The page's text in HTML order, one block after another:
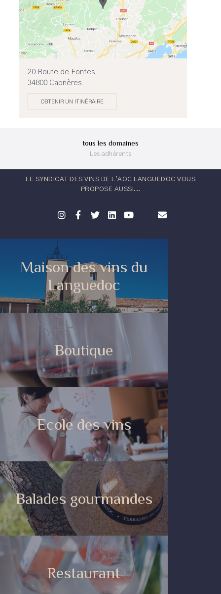
20 Route de Fontes
34800 Cabrières
OBTENIR UN ITINÉRAIRE
tous les domaines
Les adhérents
LE SYNDICAT DES VINS DE L'AOC LANGUEDOC VOUS
PROPOSE AUSSI...
Maison des vins du
Languedoc
Boutique
Ecole des vins
Balades gourmandes
Restaurant